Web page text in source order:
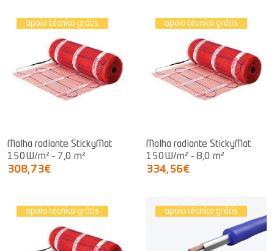
apoio técnico grátis
Malha radiante StickyMat
150W/m² - 7,0 m²
308,73€
apoio técnico grátis
Malha radiante StickyMat
150W/m² - 8,0 m²
334,56€
apoio técnico grátis apoio técnico grátis